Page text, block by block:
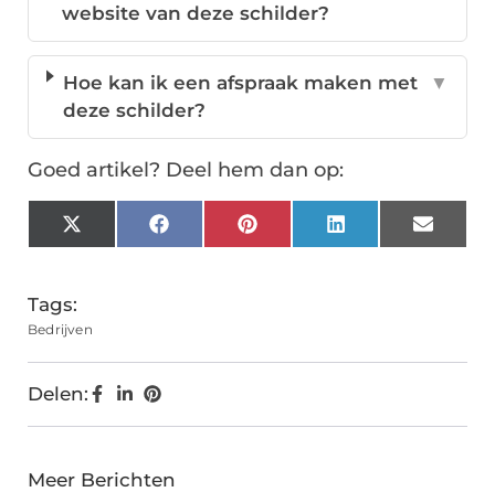
website van deze schilder?
Hoe kan ik een afspraak maken met
deze schilder?
▼
Goed artikel? Deel hem dan op:
X
(Twitter)
FacebookPinterestLinkedInEmail
Tags:
Bedrijven
Delen:
Meer Berichten